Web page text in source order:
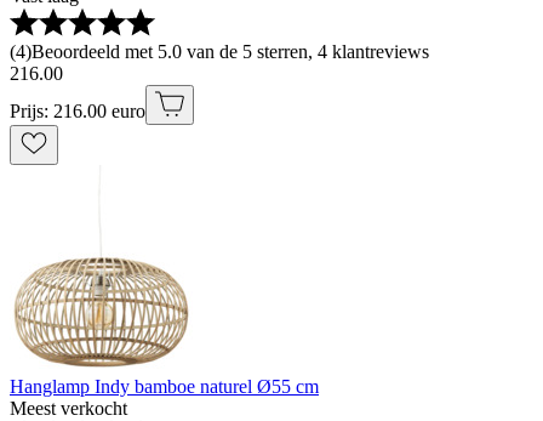
(4)Beoordeeld met 5.0 van de 5 sterren, 4 klantreviews
216.00
Prijs: 216.00 euro
Hanglamp Indy bamboe naturel Ø55 cm
Meest verkocht